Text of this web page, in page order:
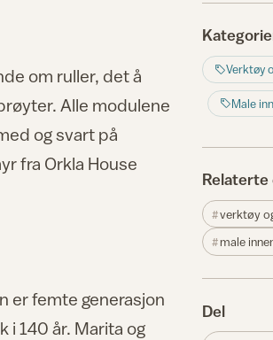
om ruller, det å
Alle modulene
og svart på
fra Orkla House
er femte generasjon
i 140 år. Marita og
Verktøy
Male
Relaterte
verktøy
male
Del